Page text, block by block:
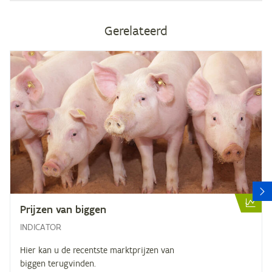
Gerelateerd
Prij­zen van biggen
INDICATOR
Hier kan u de recentste marktprijzen van
biggen terugvinden.